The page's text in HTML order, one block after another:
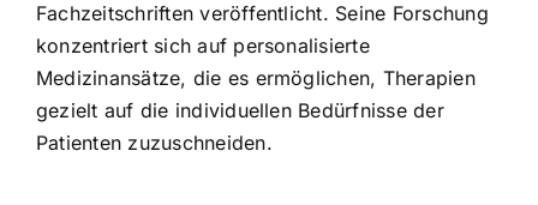
Fachzeitschriften veröffentlicht. Seine Forschung
konzentriert sich auf personalisierte
Medizinansätze, die es ermöglichen, Therapien
gezielt auf die individuellen Bedürfnisse der
Patienten zuzuschneiden.